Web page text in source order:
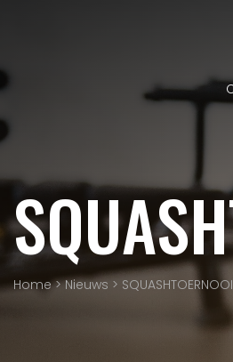
Home>Nieuws > SQUASHTOERNOOI